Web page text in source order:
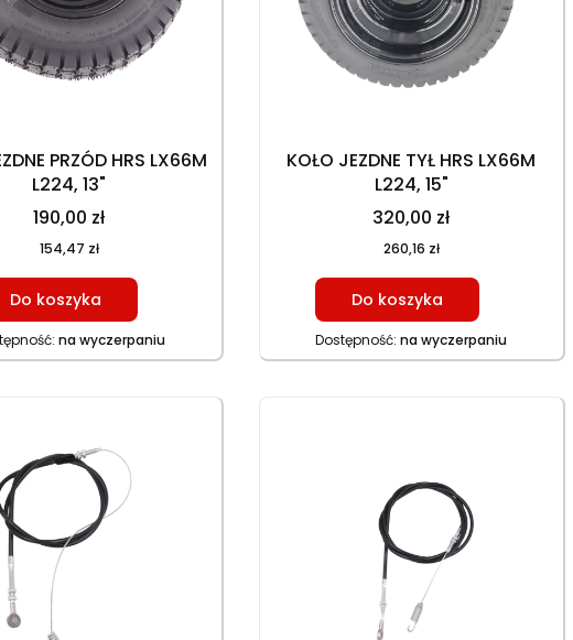
PRZÓD HRS LX66M
L224, 13"
190,00 zł
154,47 zł
Do koszyka
na wyczerpaniu
KOŁO JEZDNE TYŁ HRS LX66M
L224, 15"
320,00 zł
260,16 zł
Do koszyka
Dostępność:na wyczerpaniu